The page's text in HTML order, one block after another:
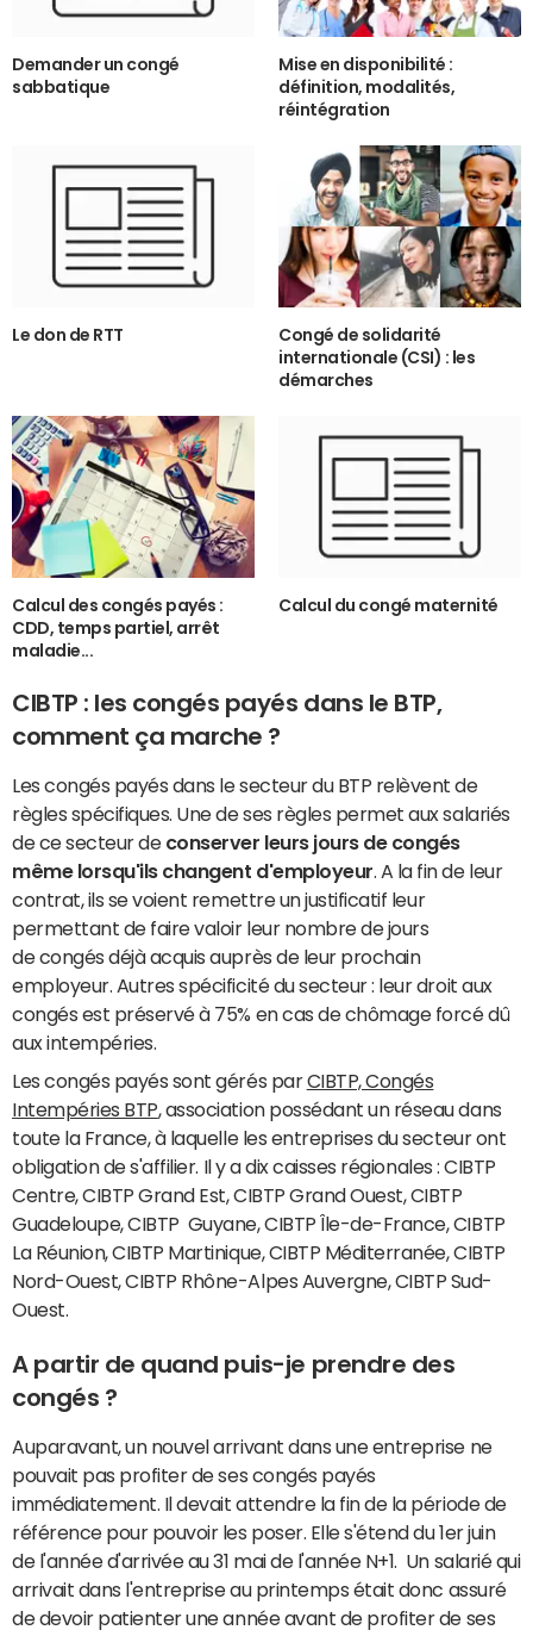
Demander un congé
sabbatique
Mise en disponibilité :
définition, modalités,
réintégration
Le don de RTT
Congé de solidarité
internationale (CSI) : les
démarches
Calcul des congés payés :
CDD, temps partiel, arrêt
maladie...
Calcul du congé maternité
CIBTP : les congés payés dans le BTP,
comment ça marche ?
Les congés payés dans le secteur du BTP relèvent de
règles spécifiques. Une de ses règles permet aux salariés
de ce secteur de conserver leurs jours de congés
même lorsqu'ils changent d'employeur. A la fin de leur
contrat, ils se voient remettre un justificatif leur
permettant de faire valoir leur nombre de jours
de congés déjà acquis auprès de leur prochain
employeur. Autres spécificité du secteur : leur droit aux
congés est préservé à 75% en cas de chômage forcé dû
aux intempéries.
Les congés payés sont gérés parCIBTP, Congés
Intempéries BTP, association possédant un réseau dans
toute la France, à laquelle les entreprises du secteur ont
obligation de s'affilier. Il y a dix caisses régionales : CIBTP
Centre, CIBTP Grand Est, CIBTP Grand Ouest, CIBTP
Guadeloupe, CIBTP Guyane, CIBTP Île-de-France, CIBTP
La Réunion, CIBTP Martinique, CIBTP Méditerranée, CIBTP
Nord-Ouest, CIBTP Rhône-Alpes Auvergne, CIBTP Sud-
Ouest.
A partir de quand puis-je prendre des
congés ?
Auparavant, un nouvel arrivant dans une entreprise ne
pouvait pas profiter de ses congés payés
immédiatement. Il devait attendre la fin de la période de
référence pour pouvoir les poser. Elle s'étend du 1er juin
de l'année d'arrivée au 31 mai de l'année N+1. Un salarié qui
arrivait dans l'entreprise au printemps était donc assuré
de devoir patienter une année avant de profiter de ses